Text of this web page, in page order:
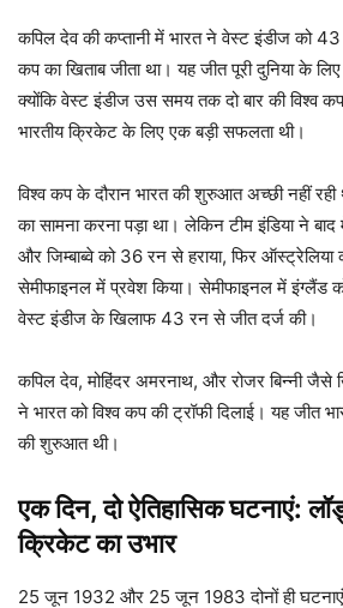
कपिल देव की कप्तानी में भारत ने वेस्ट इंडीज को
कप का खिताब जीता था। यह जीत पूरी दुनिया के
क्योंकि वेस्ट इंडीज उस समय तक दो बार की विश्व
भारतीय क्रिकेट के लिए एक बड़ी सफलता थी।
विश्व कप के दौरान भारत की शुरुआत अच्छी नहीं
का सामना करना पड़ा था। लेकिन टीम इंडिया ने बाद
और जिम्बाब्वे को 36 रन से हराया, फिर
सेमीफाइनल में प्रवेश किया। सेमीफाइनल में इंग्लैंड
वेस्ट इंडीज के खिलाफ 43 रन से जीत दर्ज की।
कपिल देव, मोहिंदर अमरनाथ, और रोजर बिन्नी जैसे
ने भारत को विश्व कप की ट्रॉफी दिलाई। यह जीत
की शुरुआत थी।
एक दिन, दो ऐतिहासिक घटनाएं:
क्रिकेट का उभार
25 जून 1932 और 25 जून 1983 दोनों ही घटनाएं